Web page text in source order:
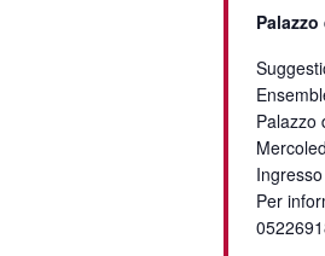
Palazzo
Per